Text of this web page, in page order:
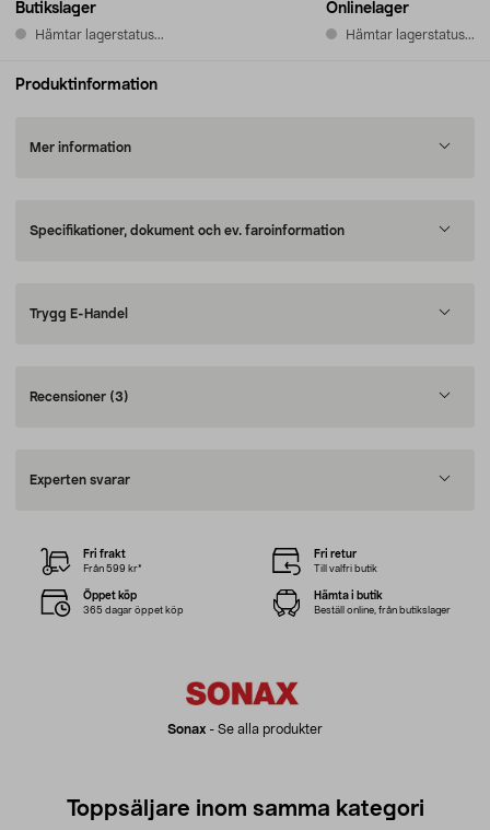
Butikslager
Hämtar lagerstatus...
Onlinelager
Hämtar lagerstatus...
Produktinformation
Mer information
Specifikationer, dokument och ev. faroinformation
Trygg E-Handel
Recensioner (3)
Experten svarar
Sonax - Se alla produkter
Fri frakt
Från 599 kr*
Fri retur
Till valfri butik
Öppet köp
365 dagar öppet köp
Hämta i butik
Beställ online, från butikslager
Toppsäljare inom samma kategori